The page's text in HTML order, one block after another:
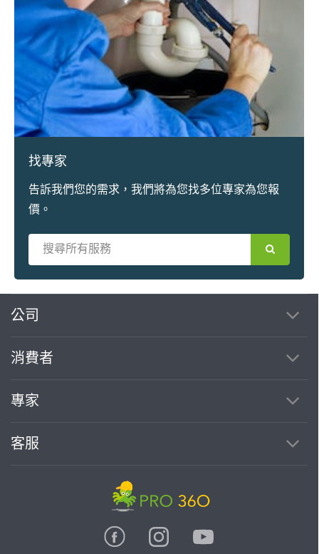
找專家
告訴我們您的需求，我們將為您找多位專家為您報
價。
公司
消費者
專家
客服
繼續完成